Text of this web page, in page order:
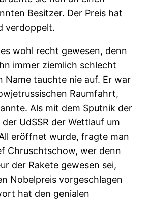
Besitzer. Der Preis hat
verdoppelt.
wohl recht gewesen, denn
immer ziemlich schlecht
Name tauchte nie auf. Er war
Raumfahrt,
Als mit dem Sputnik der
UdSSR der Wettlauf um
eröffnet wurde, fragte man
Chruschtschow, wer denn
der Rakete gewesen sei,
Nobelpreis vorgeschlagen
hat den genialen